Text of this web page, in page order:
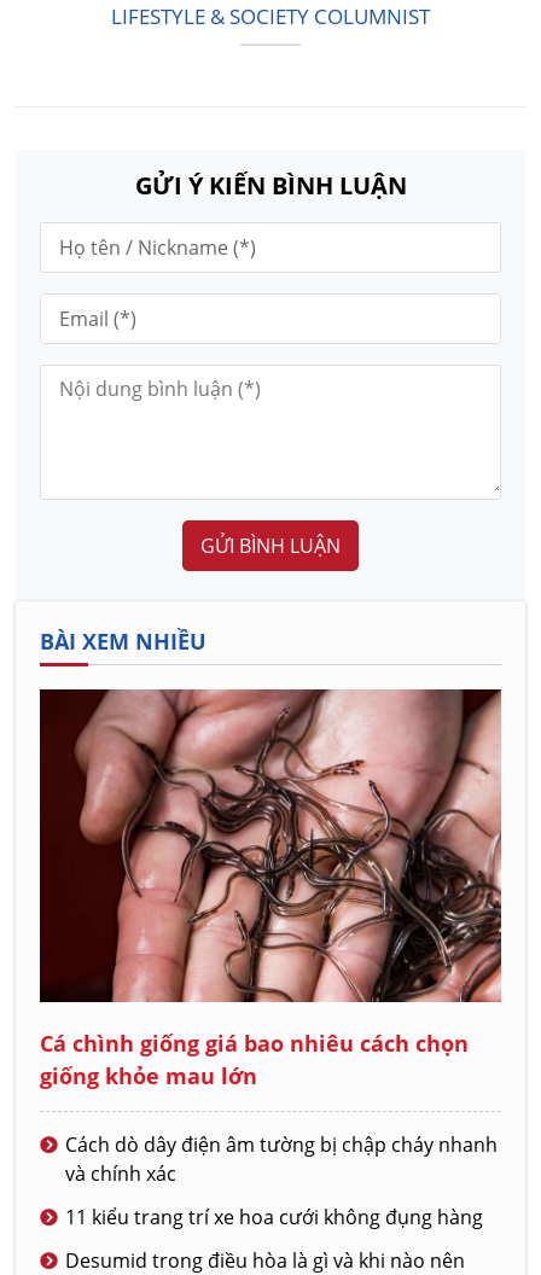
LIFESTYLE & SOCIETY COLUMNIST
GỬI Ý KIẾN BÌNH LUẬN
GỬI BÌNH LUẬN
BÀI XEM NHIỀU
Cá chình giống giá bao nhiêu cách chọn
giống khỏe mau lớn
Cách dò dây điện âm tường bị chập cháy nhanh
và chính xác
11 kiểu trang trí xe hoa cưới không đụng hàng
Desumid trong điều hòa là gì và khi nào nên